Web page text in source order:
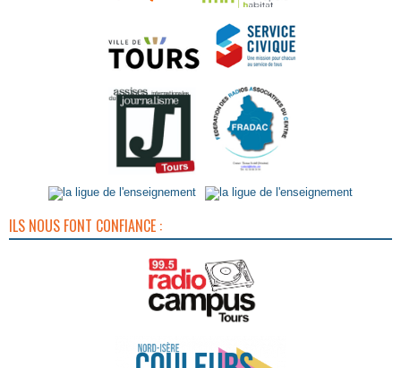
ILS NOUS FONT CONFIANCE :